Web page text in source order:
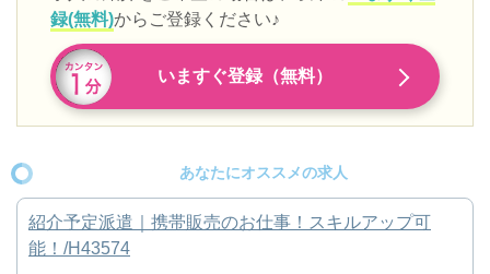
録(無料)からご登録ください♪
いますぐ登録（無料）
あなたにオススメの求人
紹介予定派遣｜携帯販売のお仕事！スキルアップ可
能！/H43574